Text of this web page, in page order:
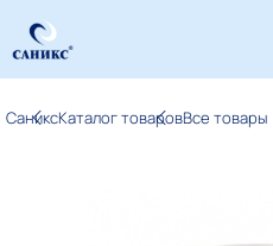
СаниксКаталог товаровВсе товары